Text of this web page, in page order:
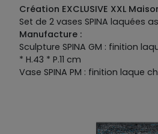
Création EXCLUSIVE XXL
Set de 2 vases SPINA laquées
Manufacture :
Sculpture SPINA GM : finition
* H.43 * P.11 cm
Vase SPINA PM : finition laque